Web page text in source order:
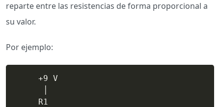
reparte entre las resistencias de forma proporcional a
su valor.
Por ejemplo:
     +9 V
     R1